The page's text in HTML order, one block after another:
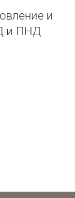
и
и ПНД